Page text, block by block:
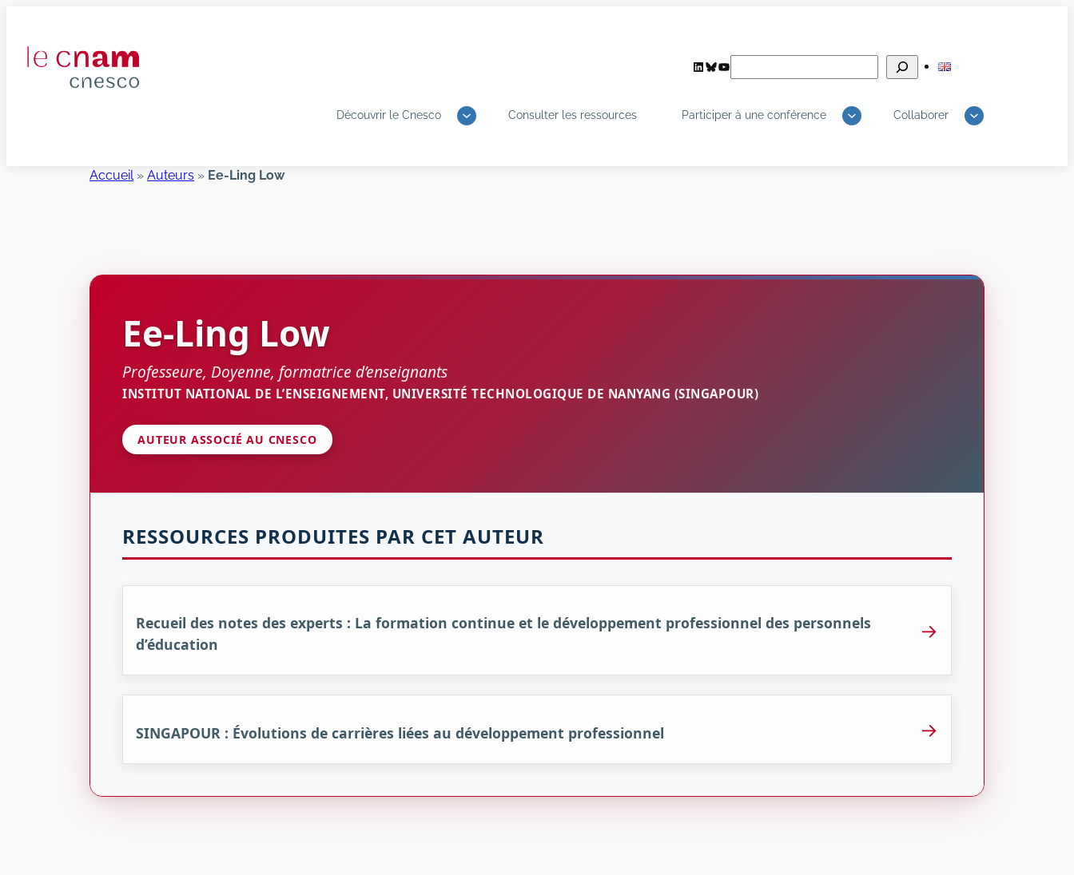
contenu
LinkedIn
Bluesky
YouTube
Découvrir le Cnesco Consulter les ressources Participer à une conférence Collaborer
Accueil» Auteurs » Ee-Ling Low
Ee-Ling Low
Professeure, Doyenne, formatrice d’enseignants
INSTITUT NATIONAL DE L’ENSEIGNEMENT, UNIVERSITÉ TECHNOLOGIQUE DE NANYANG (SINGAPOUR)
AUTEUR ASSOCIÉ AU CNESCO
RESSOURCES PRODUITES PAR CET AUTEUR
Recueil des notes des experts : La formation continue et le développement professionnel des personnels
d’éducation
→
SINGAPOUR : Évolutions de carrières liées au développement professionnel →